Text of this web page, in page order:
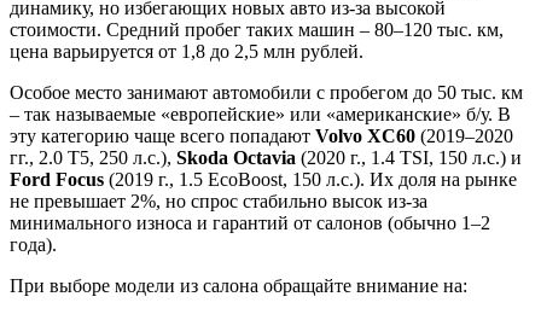
динамику, но избегающих новых авто из-за высокой
стоимости. Средний пробег таких машин – 80–120 тыс. км,
цена варьируется от 1,8 до 2,5 млн рублей.
Особое место занимают автомобили с пробегом до 50 тыс. км
– так называемые «европейские» или «американские» б/у. В
эту категорию чаще всего попадают Volvo XC60 (2019–2020
гг., 2.0 T5, 250 л.с.), Skoda Octavia (2020 г., 1.4 TSI, 150 л.с.) и
Ford Focus (2019 г., 1.5 EcoBoost, 150 л.с.). Их доля на рынке
не превышает 2%, но спрос стабильно высок из-за
минимального износа и гарантий от салонов (обычно 1–2
года).
При выборе модели из салона обращайте внимание на: